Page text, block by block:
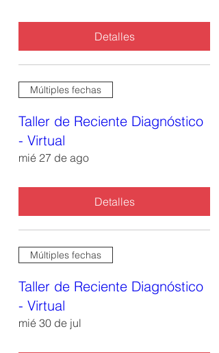
Detalles
Múltiples fechas
Taller de Reciente Diagnóstico
- Virtual
mié 27 de ago
Detalles
Múltiples fechas
Taller de Reciente Diagnóstico
- Virtual
mié 30 de jul